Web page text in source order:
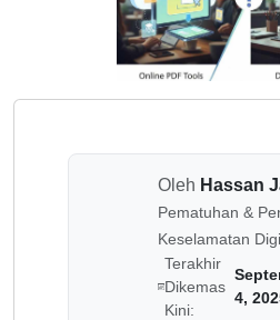
Oleh Hassan
Pematuhan &
Keselamatan
Terakhir
Dikemas
Kini:
4,